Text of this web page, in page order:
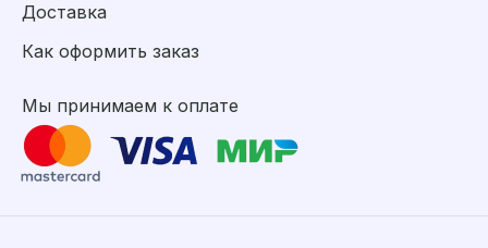
Доставка
Как оформить заказ
Мы принимаем к оплате